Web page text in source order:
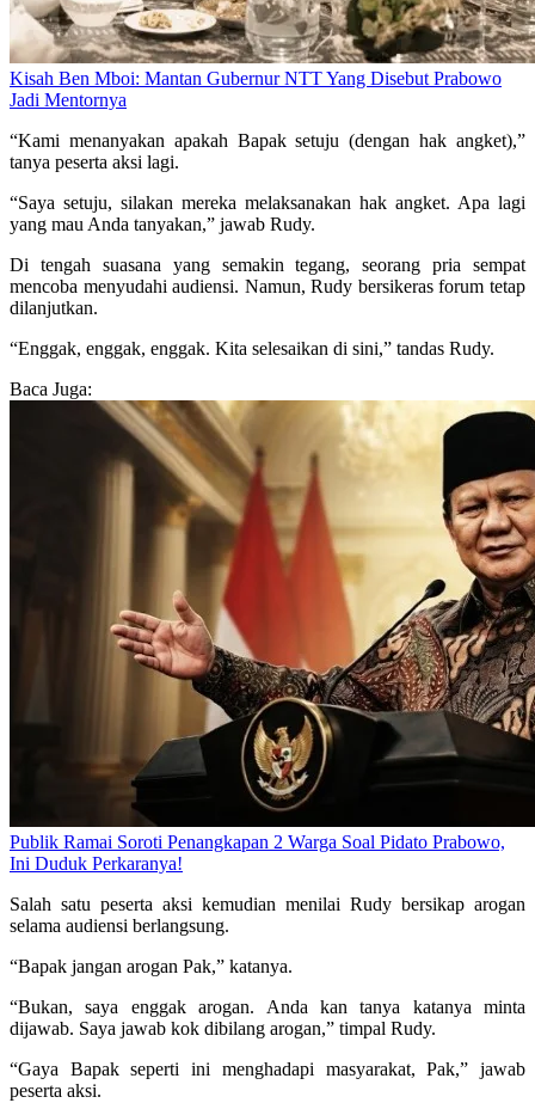
Kisah Ben Mboi: Mantan Gubernur NTT Yang Disebut Prabowo
Jadi Mentornya
“Kami menanyakan apakah Bapak setuju (dengan hak angket),”
tanya peserta aksi lagi.
“Saya setuju, silakan mereka melaksanakan hak angket. Apa lagi
yang mau Anda tanyakan,” jawab Rudy.
Di tengah suasana yang semakin tegang, seorang pria sempat
mencoba menyudahi audiensi. Namun, Rudy bersikeras forum tetap
dilanjutkan.
“Enggak, enggak, enggak. Kita selesaikan di sini,” tandas Rudy.
Baca Juga:
Publik Ramai Soroti Penangkapan 2 Warga Soal Pidato Prabowo,
Ini Duduk Perkaranya!
Salah satu peserta aksi kemudian menilai Rudy bersikap arogan
selama audiensi berlangsung.
“Bapak jangan arogan Pak,” katanya.
“Bukan, saya enggak arogan. Anda kan tanya katanya minta
dijawab. Saya jawab kok dibilang arogan,” timpal Rudy.
“Gaya Bapak seperti ini menghadapi masyarakat, Pak,” jawab
peserta aksi.